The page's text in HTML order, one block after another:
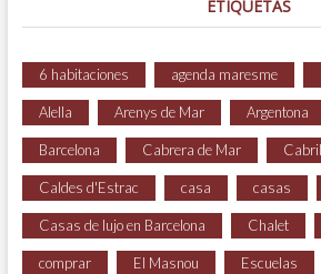
ETIQUETAS
6 habitaciones agenda maresme
Alella Arenys de Mar Argentona
Barcelona Cabrera de Mar
Caldes d'Estrac casa casas
Casas de lujo en Barcelona Chalet
comprar El Masnou Escuelas